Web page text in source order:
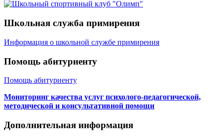
Школьная служба примирения
Информация о школьной службе примирения
Помощь абитуриенту
Помощь абитуриенту
Мониторинг качества услуг психолого-педагогической,
методической и консультативной помощи
Дополнительная информация